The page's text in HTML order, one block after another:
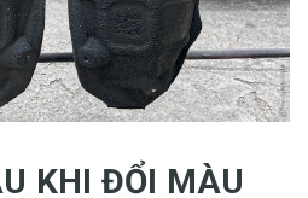
KHI ĐỔI MÀU